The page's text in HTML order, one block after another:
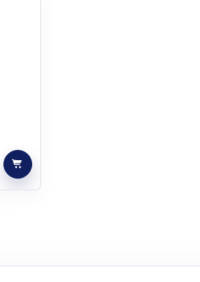
60 ml to praktyczna propozycja